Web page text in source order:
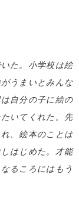
た。小学校は絵
うまいとみんな
自分の子に絵の
いてくれた。先
、絵本のことは
はじめた。才能
るころにはもう